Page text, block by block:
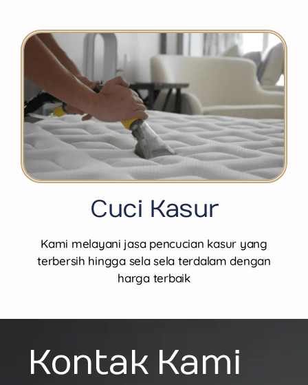
Cuci Kasur
Kami melayani jasa pencucian kasur yang
terbersih hingga sela sela terdalam dengan
harga terbaik
Kontak Kami